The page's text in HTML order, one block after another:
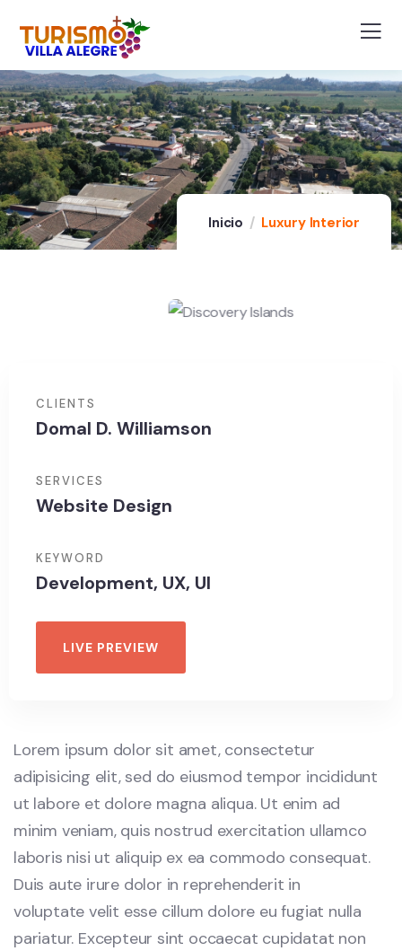
Inicio Luxury Interior
CLIENTS
Domal D. Williamson
SERVICES
Website Design
KEYWORD
Development, UX, UI
LIVE PREVIEW
Lorem ipsum dolor sit amet, consectetur
adipisicing elit, sed do eiusmod tempor incididunt
ut labore et dolore magna aliqua. Ut enim ad
minim veniam, quis nostrud exercitation ullamco
laboris nisi ut aliquip ex ea commodo consequat.
Duis aute irure dolor in reprehenderit in
voluptate velit esse cillum dolore eu fugiat nulla
pariatur. Excepteur sint occaecat cupidatat non